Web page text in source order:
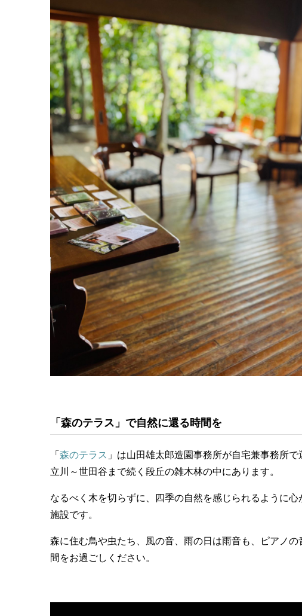
「森のテラス」で自然に還る時間を
「 森のテラス 」は山田雄太郎造園事務所が自宅兼事務所
立川～世田谷まで続く段丘の雑木林の中にあります。
なるべく木を切らずに、四季の自然を感じられるように
施設です。
森に住む鳥や虫たち、風の音、雨の日は雨音も、ピアノ
間をお過ごしください。